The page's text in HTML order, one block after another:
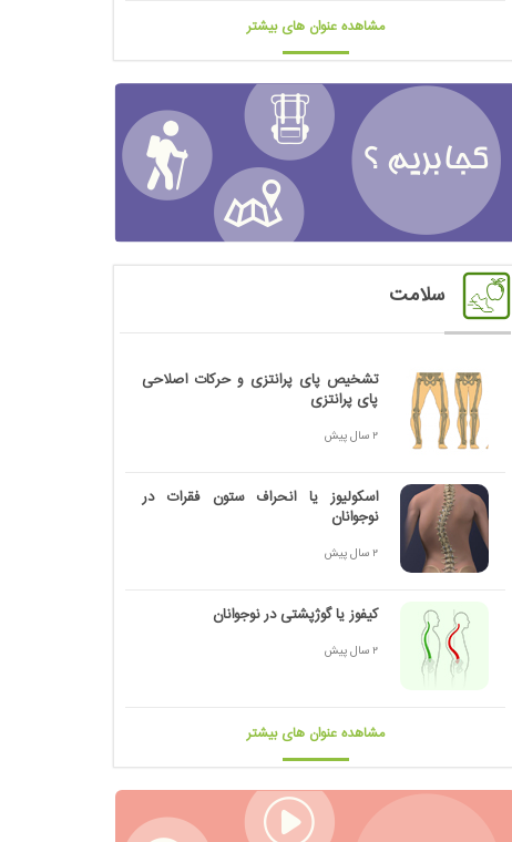
مشاهده عنوان های بیشتر
سلامت
تشخیص پای پرانتزی و حرکات اصلاحی
پای پرانتزی
2 سال پیش
اسکولیوز یا انحراف ستون فقرات در
نوجوانان
2 سال پیش
کیفوز یا گوژپشتی در نوجوانان
2 سال پیش
مشاهده عنوان های بیشتر